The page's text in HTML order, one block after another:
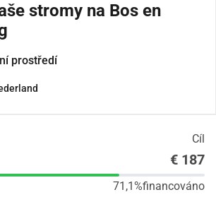
stromy na Bos en
prostředí
Cíl
€ 187
71,1%financováno